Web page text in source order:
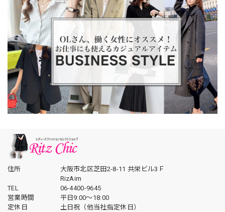
住所
大阪市北区芝田2-8-11 共栄ビル3Ｆ
RizAim
TEL
06-4400-9645
営業時間
平日9:00～18:00
定休日
土日祝（他当社指定休日）